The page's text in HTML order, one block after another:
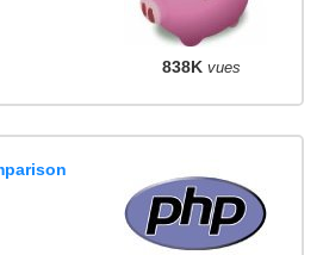
838K vues